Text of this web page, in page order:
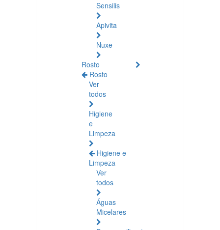
Sensilis
Apivita
Nuxe
Rosto
Rosto
Ver
todos
Higiene
e
Limpeza
Higiene e
Limpeza
Ver
todos
Águas
Micelares